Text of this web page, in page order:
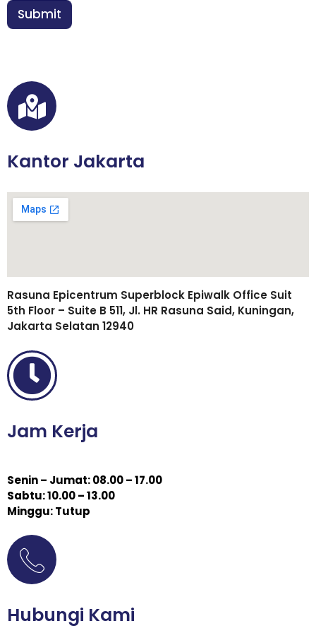
*
Submit
Kantor Jakarta
Rasuna Epicentrum Superblock Epiwalk Office Suit
5th Floor – Suite B 511, Jl. HR Rasuna Said, Kuningan,
Jakarta Selatan 12940
Jam Kerja
Senin – Jumat: 08.00 – 17.00
Sabtu: 10.00 – 13.00
Minggu: Tutup
Hubungi Kami